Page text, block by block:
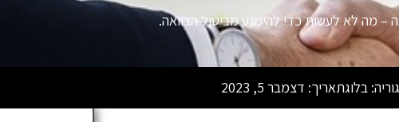
– מה לא לעשות כדי להימנע מביטול הצוואה.
בלוגתאריך: דצמבר 5, 2023